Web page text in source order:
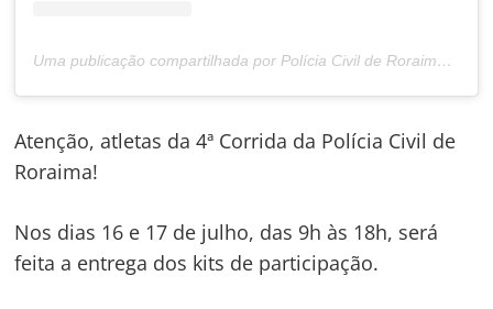
Uma publicação compartilhada por Polícia Civil de Roraima (@policiacivilderoraima)
Atenção, atletas da 4ª Corrida da Polícia Civil de
Roraima!
Nos dias 16 e 17 de julho, das 9h às 18h, será
feita a entrega dos kits de participação.
de
Post